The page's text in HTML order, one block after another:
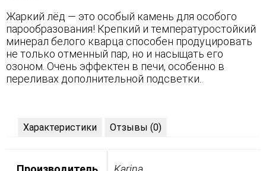
Жаркий лёд — это особый камень для особого
парообразования! Крепкий и температуростойкий
минерал белого кварца способен продуцировать
не только отменный пар, но и насыщать его
озоном. Очень эффектен в печи, особенно в
переливах дополнительной подсветки.
Характеристики Отзывы (0)